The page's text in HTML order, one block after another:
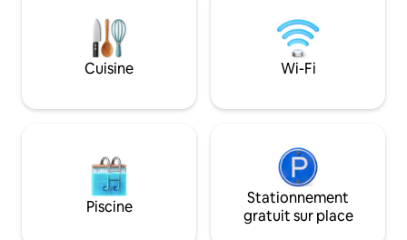
cyclables de qualité, par exemple piste
cyclable Rhön-Expr.Bahn, piste cyclable
Rhön-Sinntal, R2 Fulda, Rhön, FFM +
Würzburg facilement accessibles.
enfants en bas âge au bord de l'étang ! 1
avec stucs. Les 2 chambres, la cuisine et
la salle de bain
rénovées en
manière haut de
Cuisine Wi-Fi
Piscine
Stationnement
gratuit sur place